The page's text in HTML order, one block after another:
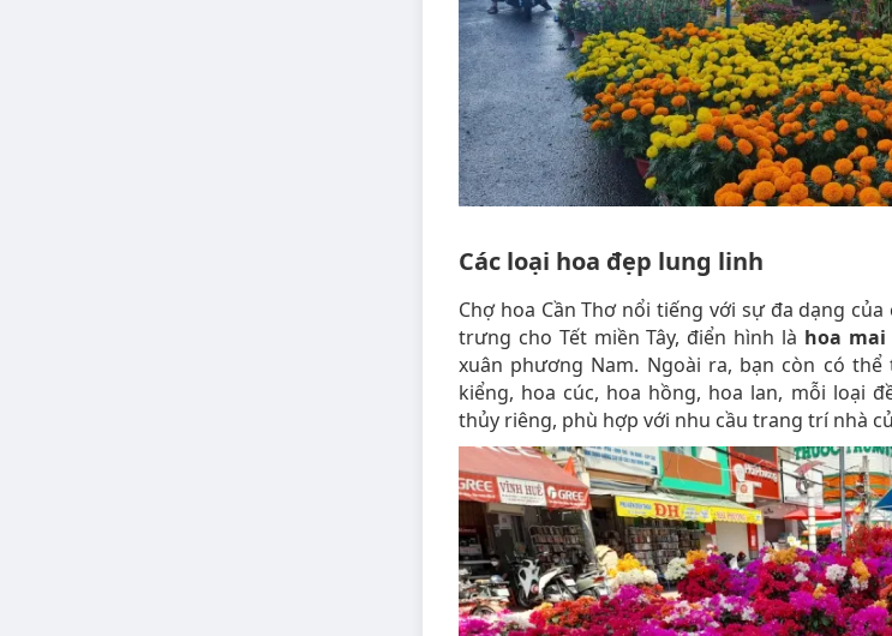
Các loại hoa đẹp lung linh
Chợ hoa Cần Thơ nổi tiếng với sự đa dạng
trưng cho Tết miền Tây, điển hình là hoa mai
xuân phương Nam. Ngoài ra, bạn còn có thể
kiểng, hoa cúc, hoa hồng, hoa lan, mỗi loại
thủy riêng, phù hợp với nhu cầu trang trí nhà